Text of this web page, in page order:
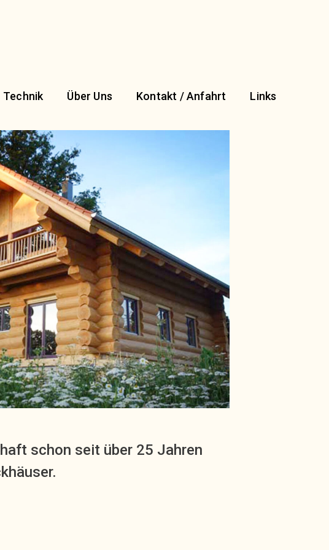
Technik Über Uns Kontakt / Anfahrt Links
schon seit über 25 Jahren